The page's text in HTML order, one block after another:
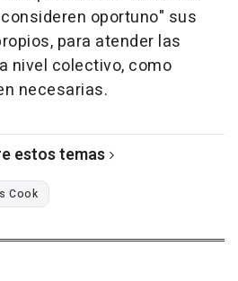
oportuno" sus
para atender las
nivel colectivo, como
necesarias.
estos temas
Cook